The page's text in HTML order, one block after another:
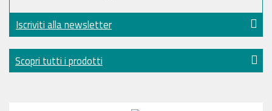
Iscriviti alla newsletter
Scopri tutti i prodotti